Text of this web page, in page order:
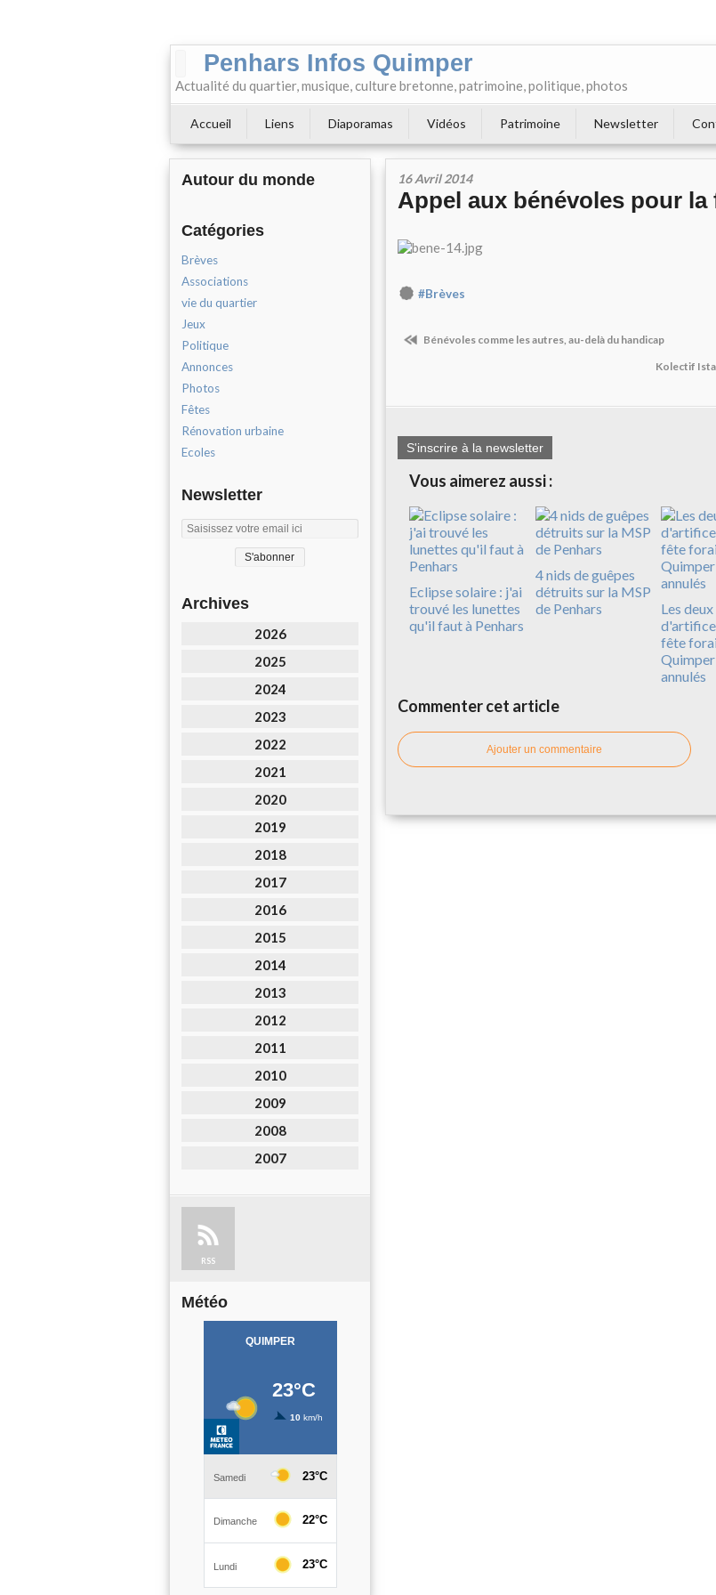
Penhars Infos Quimper
Actualité du quartier, musique, culture bretonne, patrimoine, politique, photos
Accueil Liens Diaporamas Vidéos Patrimoine Newsletter
Autour du monde
Catégories
Brèves
Associations
vie du quartier
Jeux
Politique
Annonces
Photos
Fêtes
Rénovation urbaine
Ecoles
Newsletter
Archives
2026
2025
2024
2023
2022
2021
2020
2019
2018
2017
2016
2015
2014
2013
2012
2011
2010
2009
2008
2007
RSS
Météo
16 Avril 2014
Appel aux bénévoles pour la
#Brèves
Bénévoles comme les autres, au-delà du handicap
Kolectif
S'inscrire à la newsletter
Vous aimerez aussi :
Eclipse solaire : j'ai
trouvé les lunettes
qu'il faut à Penhars
4 nids de guêpes
détruits sur la MSP
de Penhars
Les
fête
annulés
Commenter cet article
Ajouter un commentaire